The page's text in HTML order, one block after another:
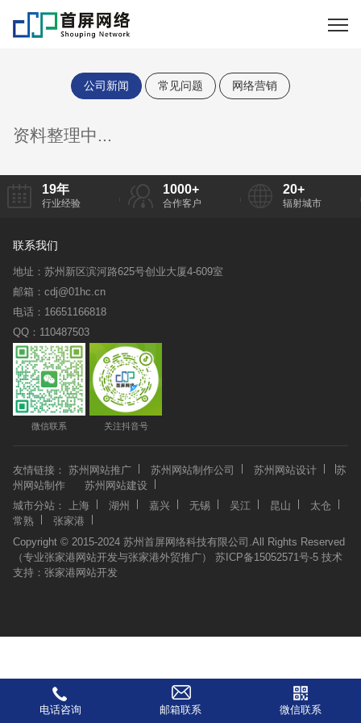
公司新闻 常见问题 网络营销
资料整理中...
19年
行业经验
1000+
合作客户
20+
辐射城市
联系我们
地址：苏州新区滨河路625号创业大厦4-609室
邮箱：cdj@01hc.cn
电话：16651166818
QQ：110487503
微信联系 关注抖音号
友情链接： 苏州网站推广 苏州网站制作公司 苏州网站设计
苏
州网站制作
苏州网站建设
城市分站：
上海 湖州 嘉兴 无锡 吴江 昆山
太仓
常熟
张家港
Copyright © 2015-2024 苏州首屏网络科技有限公司.All Rights Reserved
（专业张家港网站开发与张家港外贸推广）
苏ICP备15052571号-5 技术
支持： 张家港网站开发
电话咨询 邮箱联系 微信联系